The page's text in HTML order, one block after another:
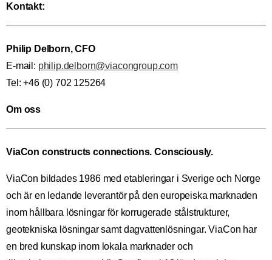
Kontakt:
Philip Delborn, CFO
E-mail: philip.delborn@viacongroup.com
Tel: +46 (0) 702 125264
Om oss
ViaCon constructs connections. Consciously.
ViaCon bildades 1986 med etableringar i Sverige och Norge
och är en ledande leverantör på den europeiska marknaden
inom hållbara lösningar för korrugerade stålstrukturer,
geotekniska lösningar samt dagvattenlösningar. ViaCon har
en bred kunskap inom lokala marknader och